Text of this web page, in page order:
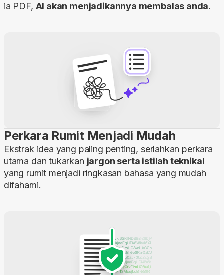
ia PDF, AI akan menjadikannya membalas anda.
Perkara Rumit Menjadi Mudah
Ekstrak idea yang paling penting, serlahkan perkara
utama dan tukarkan jargon serta istilah teknikal
yang rumit menjadi ringkasan bahasa yang mudah
difahami.